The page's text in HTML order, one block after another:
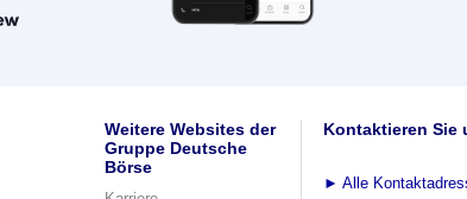
Weitere Websites der
Gruppe Deutsche
Börse
Kontaktieren Sie
► Alle